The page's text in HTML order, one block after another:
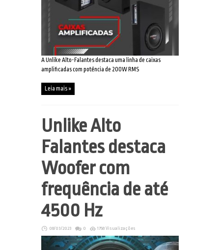
A Unlike Alto-Falantes destaca uma linha de caixas
amplificadas com potência de 200W RMS
Leia mais »
Unlike Alto
Falantes destaca
Woofer com
frequência de até
4500 Hz
08/03/2023 0 1758 Visualizações